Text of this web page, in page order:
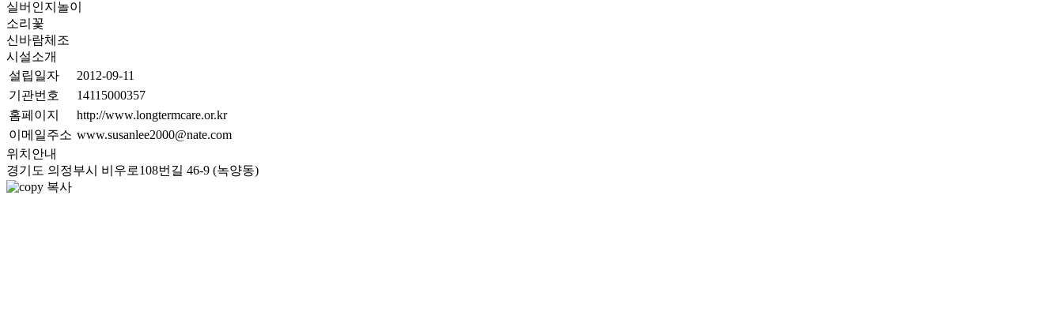
실버인지놀이
소리꽃
신바람체조
시설소개
설립일자
2012-09-11
기관번호
14115000357
홈페이지
http://www.longtermcare.or.kr
이메일주소 www.susanlee2000@nate.com
위치안내
경기도 의정부시 비우로108번길 46-9 (녹양동)
복사